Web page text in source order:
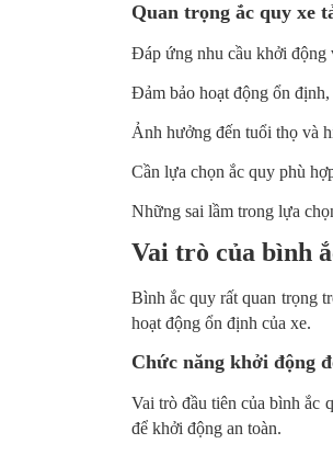
Quan trọng ắc quy xe
Đáp ứng nhu cầu khởi động
Đảm bảo hoạt động ổn
Ảnh hưởng đến tuổi thọ và
Cần lựa chọn ắc quy phù
Những sai lầm trong lựa
Vai trò của bình
Bình ắc quy rất quan trọng
hoạt động ổn định của xe.
Chức năng khởi động
Vai trò đầu tiên của bình ắc
để khởi động an toàn.